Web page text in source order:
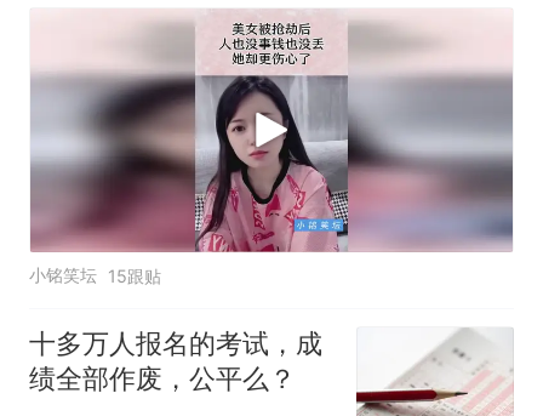
小铭笑坛 15跟贴
十多万人报名的考试，成
绩全部作废，公平么？